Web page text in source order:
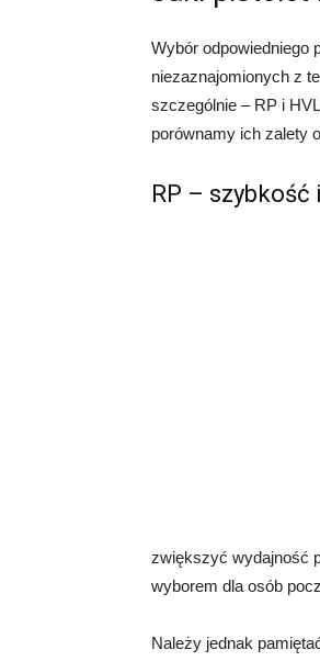
Wybór odpowiedniego
niezaznajomionych z
szczególnie – RP i
porównamy ich zalety
RP – szybkość
zwiększyć wydajność
wyborem dla osób
Należy jednak